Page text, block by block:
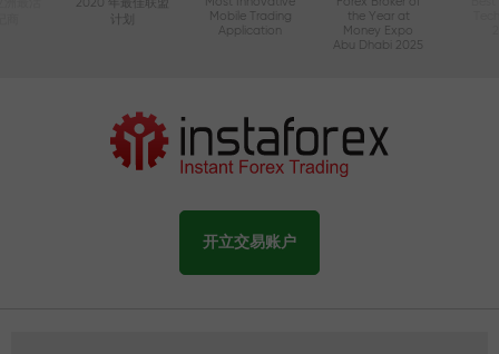
2020 年最佳联盟
Mobile Trading
Application
the Year at
Money Expo
Abu Dhabi 2025
开立交易账户